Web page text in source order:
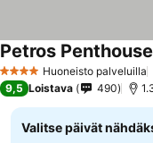
4 TähtiluokitusHuoneisto palveluilla
Petros Penthouse
9,5 Loistava 490
Valitse päivät